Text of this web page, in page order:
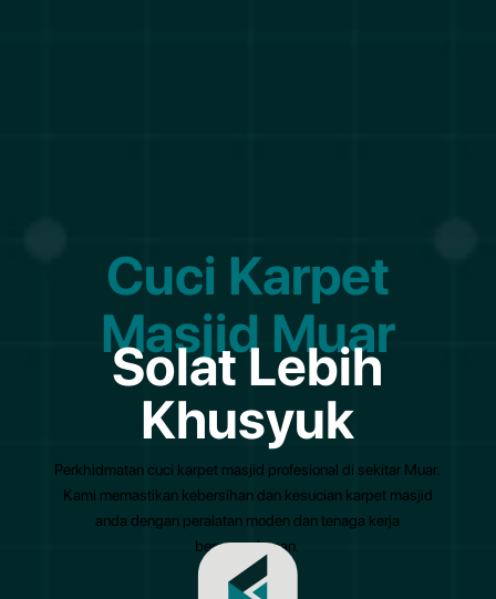
Cuci Karpet
Masjid Muar
Solat Lebih
Khusyuk
Perkhidmatan cuci karpet masjid profesional di sekitar Muar.
Kami memastikan kebersihan dan kesucian karpet masjid
anda dengan peralatan moden dan tenaga kerja
berpengalaman.